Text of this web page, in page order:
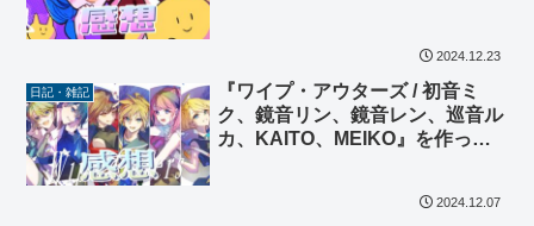
2024.12.23
日記・雑記
『ワイプ・アウターズ / 初音ミ
ク、鏡音リン、鏡音レン、巡音ル
カ、KAITO、MEIKO』を作った
2024.12.07